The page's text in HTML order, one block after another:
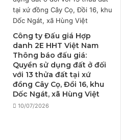
Công ty Đấu giá Hợp
danh 2E HHT Việt Nam
Thông báo đấu giá:
Quyền sử dụng đất ở đối
với 13 thửa đất tại xứ
đồng Cây Cọ, Đồi 16, khu
Dốc Ngát, xã Hùng Việt
10/07/2026